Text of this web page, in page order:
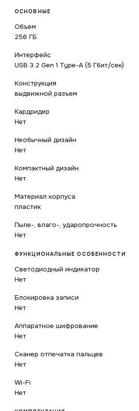
ОСНОВНЫЕ
Объем
256 ГБ
Интерфейс
USB 3.2 Gen 1 Type-A (5 Гбит/сек)
Конструкция
выдвижной разъем
Кардридер
Нет
Необычный дизайн
Нет
Компактный дизайн
Нет
Материал корпуса
пластик
Пыле-, влаго-, ударопрочность
Нет
ФУНКЦИОНАЛЬНЫЕ ОСОБЕННОСТИ
Светодиодный индикатор
Нет
Блокировка записи
Нет
Аппаратное шифрование
Нет
Сканер отпечатка пальцев
Нет
Wi-Fi
Нет